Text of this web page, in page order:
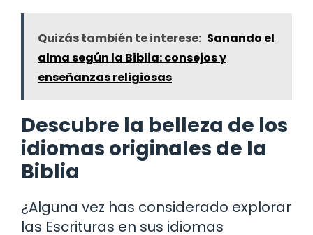
Quizás también te interese: Sanando el
alma según la Biblia: consejos y
enseñanzas religiosas
Descubre la belleza de los
idiomas originales de la
Biblia
¿Alguna vez has considerado explorar
las Escrituras en sus idiomas